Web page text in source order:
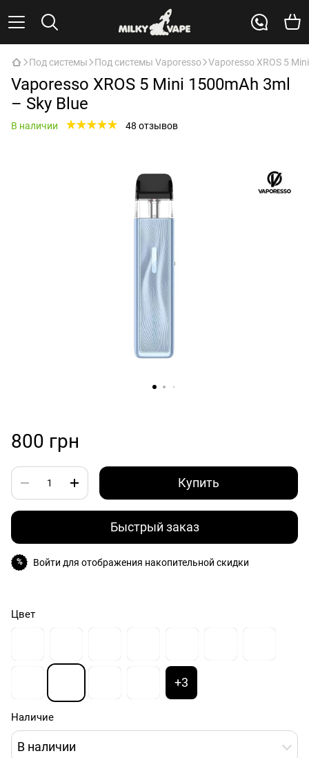
Под системы Под системы Vaporesso Vaporesso XROS 5
Vaporesso XROS 5 Mini 1500mAh 3ml
– Sky Blue
В наличии 48 отзывов
800 грн
Купить
Быстрый заказ
% Войти для отображения накопительной скидки
Цвет
+3
Наличие
В наличии